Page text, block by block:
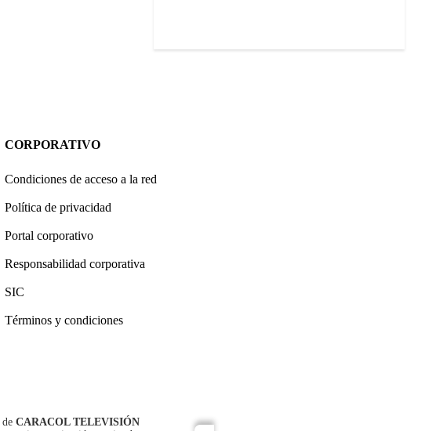
CORPORATIVO
Condiciones de acceso a la red
Política de privacidad
Portal corporativo
Responsabilidad corporativa
SIC
Términos y condiciones
de CARACOL TELEVISIÓN